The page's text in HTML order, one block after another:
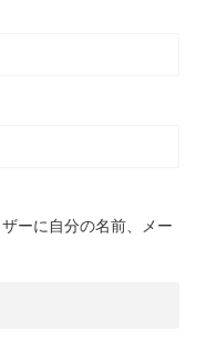
ーに自分の名前、メー